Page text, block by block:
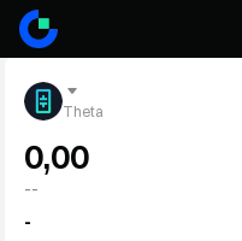
Theta
0,00
--
-